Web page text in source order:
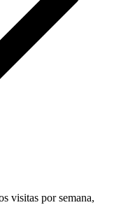
visitas por semana,